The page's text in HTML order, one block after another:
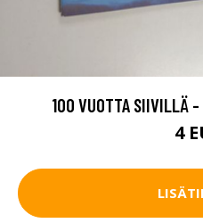
100 VUOTTA SIIVILLÄ -
4